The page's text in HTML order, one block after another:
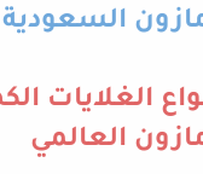
السعودية
الغلايات
العالمي